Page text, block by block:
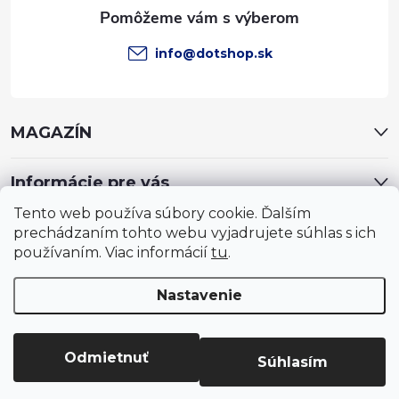
Tento web používa súbory cookie. Ďalším
prechádzaním tohto webu vyjadrujete súhlas s ich
používaním. Viac informácií tu.
Nastavenie
Odmietnuť Súhlasím
info@dotshop.sk
MAGAZÍN
Informácie pre vás
Copyright 2026DotShop - všetko pre záhradu, dom, chovateľa,
. Všetky práva vyhradené.Upraviť nastavenie cookies